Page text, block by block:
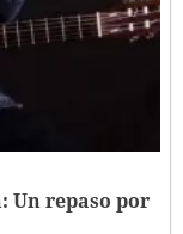
Un repaso por